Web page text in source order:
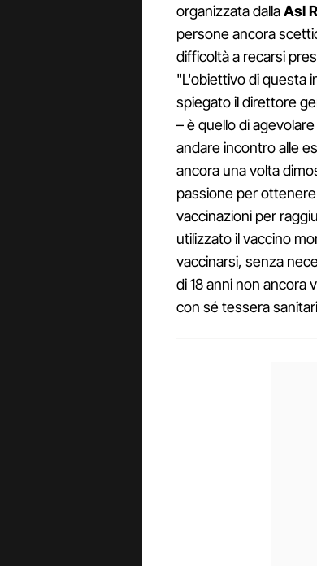
organizzata dallaAsl
persone ancora
difficoltà a recarsi
"L'obiettivo di questa
spiegato il direttore
– è quello di
andare incontro alle
ancora una volta
passione per
vaccinazioni per
utilizzato il vaccino
vaccinarsi, senza
di 18 anni non ancora
con sé tessera